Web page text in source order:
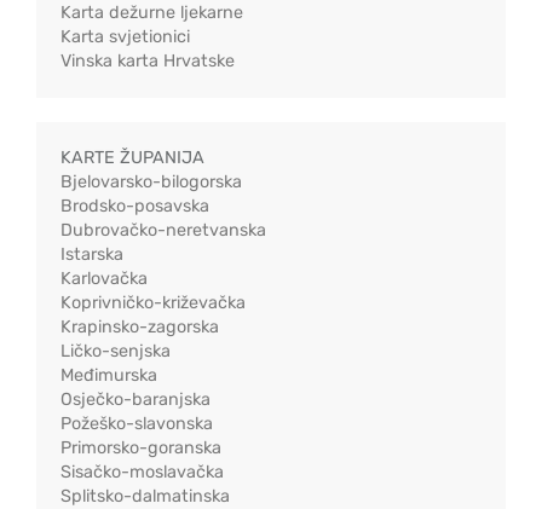
Karta dežurne ljekarne
Karta svjetionici
Vinska karta Hrvatske
KARTE ŽUPANIJA
Bjelovarsko-bilogorska
Brodsko-posavska
Dubrovačko-neretvanska
Istarska
Karlovačka
Koprivničko-križevačka
Krapinsko-zagorska
Ličko-senjska
Međimurska
Osječko-baranjska
Požeško-slavonska
Primorsko-goranska
Sisačko-moslavačka
Splitsko-dalmatinska